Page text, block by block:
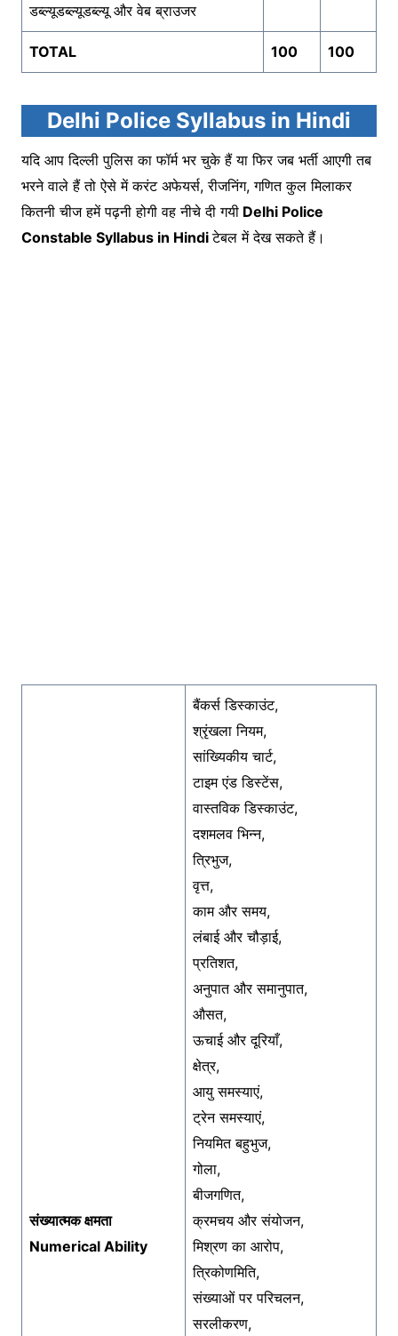
डब्ल्यूडब्ल्यूडब्ल्यू और वेब ब्राउजर
TOTAL 100 100
Delhi Police Syllabus in Hindi
यदि आप दिल्ली पुलिस का फॉर्म भर चुके हैं या फिर जब भर्ती आएगी तब
भरने वाले हैं तो ऐसे में करंट अफेयर्स, रीजनिंग, गणित कुल मिलाकर
कितनी चीज हमें पढ़नी होगी वह नीचे दी गयी Delhi Police
Constable Syllabus in Hindiटेबल में देख सकते हैं।
संख्यात्मक क्षमता
Numerical Ability
बैंकर्स डिस्काउंट,
श्रृंखला नियम,
सांख्यिकीय चार्ट,
टाइम एंड डिस्टेंस,
वास्तविक डिस्काउंट,
दशमलव भिन्न,
त्रिभुज,
वृत्त,
काम और समय,
लंबाई और चौड़ाई,
प्रतिशत,
अनुपात और समानुपात,
औसत,
ऊचाई और दूरियाँ,
क्षेत्र,
आयु समस्याएं,
ट्रेन समस्याएं,
नियमित बहुभुज,
गोला,
बीजगणित,
क्रमचय और संयोजन,
मिश्रण का आरोप,
त्रिकोणमिति,
संख्याओं पर परिचलन,
सरलीकरण,